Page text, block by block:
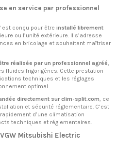
en service par professionnel
est conçu pour être installé librement
ou l’unité extérieure. Il s’adresse
en bricolage et souhaitant maîtriser
réalisée par un professionnel agréé,
fluides frigorigènes. Cette prestation
techniques et les réglages
optimal.
directement sur clim-split.com, ce
et sécurité réglementaire. C’est
d’une climatisation
techniques et réglementaires.
Mitsubishi Electric